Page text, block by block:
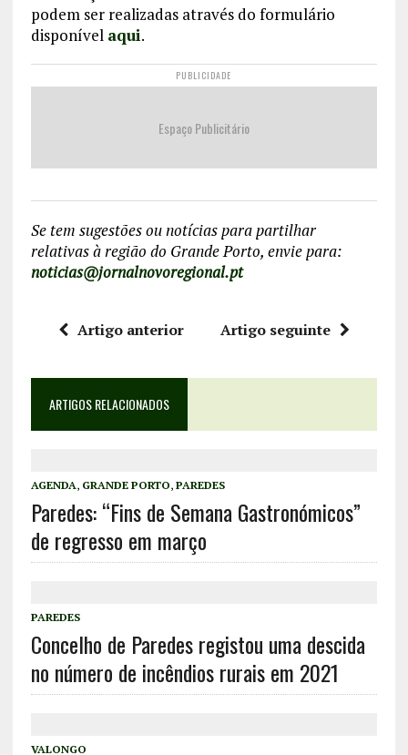
podem ser realizadas através do formulário
disponível aqui.
PUBLICIDADE
Espaço Publicitário
Se tem sugestões ou notícias para partilhar
relativas à região do Grande Porto, envie para:
noticias@jornalnovoregional.pt
Artigo anterior Artigo seguinte
ARTIGOS RELACIONADOS
AGENDA, GRANDE PORTO, PAREDES
Paredes: “Fins de Semana Gastronómicos”
de regresso em março
PAREDES
Concelho de Paredes registou uma descida
no número de incêndios rurais em 2021
VALONGO